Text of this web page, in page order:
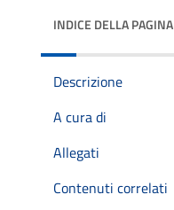
INDICE DELLA PAGINA
Descrizione
A cura di
Allegati
Contenuti correlati